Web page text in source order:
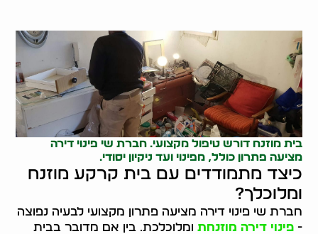
בית מוזנח דורש טיפול מקצועי. חברת שי פינוי דירה
מציעה פתרון כולל, מפינוי ועד ניקיון יסודי.
כיצד מתמודדים עם בית קרקע מוזנח
ומלוכלך?
חברת שי פינוי דירה מציעה פתרון מקצועי לבעיה נפוצה
-פינוי דירה מוזנחת ומלוכלכת. בין אם מדובר בבית